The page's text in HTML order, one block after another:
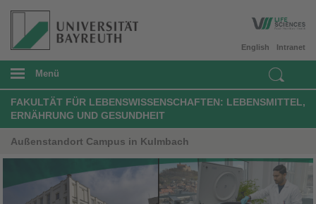
Intranet
English
Menü
FAKULTÄT FÜR LEBENSWISSENSCHAFTEN: LEBENSMITTEL,
ERNÄHRUNG UND GESUNDHEIT
Außenstandort Campus in Kulmbach